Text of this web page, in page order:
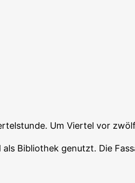
Um Viertel vor
als Bibliothek genutzt. Die